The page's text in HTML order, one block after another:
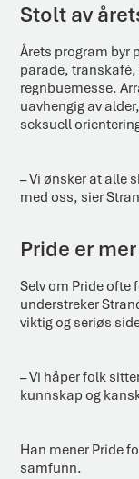
Stolt av
Årets program byr
parade,
regnbuemesse.
uavhengig av
seksuell
– Vi ønsker at alle
med oss, sier
Pride er
Selv om Pride ofte
understreker
viktig og seriøs
– Vi håper folk
kunnskap og
Han mener Pride
samfunn.